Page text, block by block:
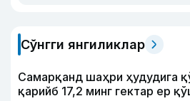
Сўнгги янгиликлар
Самарқанд шаҳри ҳудудига
қарийб 17,2 минг гектар ер